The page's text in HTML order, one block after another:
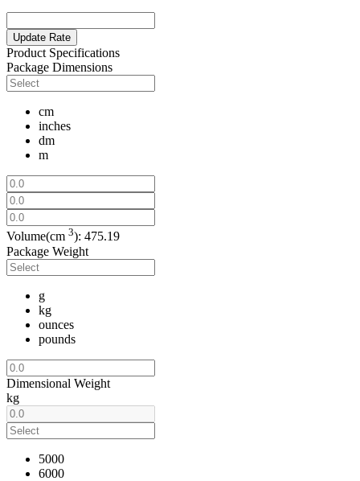
Update Rate
Product Specifications
Package Dimensions
cm
inches
dm
m
Volume(cm 3): 475.19
Package Weight
g
kg
ounces
pounds
Dimensional Weight
kg
5000
6000